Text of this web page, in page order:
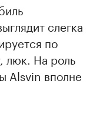
слегка
по
люк. На роль
Alsvin вполне